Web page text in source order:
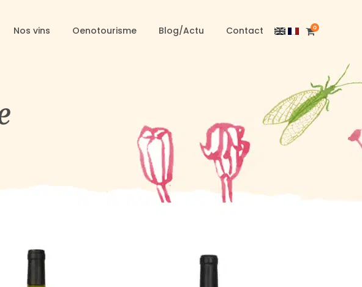
0
Nos vins Oenotourisme Blog/Actu Contact